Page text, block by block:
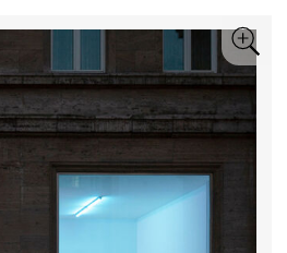
Zoom